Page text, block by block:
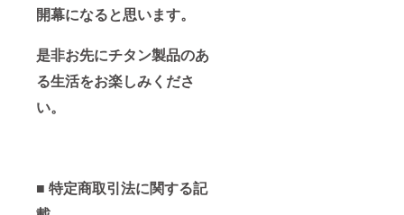
開幕になると思います。
是非お先にチタン製品のあ
る生活をお楽しみくださ
い。
■ 特定商取引法に関する記